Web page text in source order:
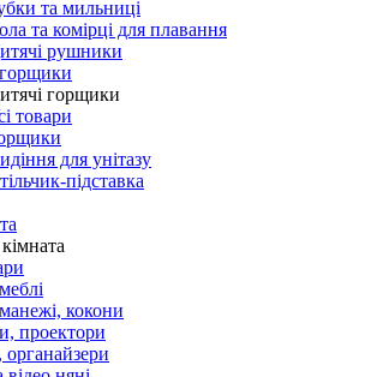
та мильниці
та комірці для плавання
рушники
горщики
товари
для унітазу
підставка
кокони
проектори